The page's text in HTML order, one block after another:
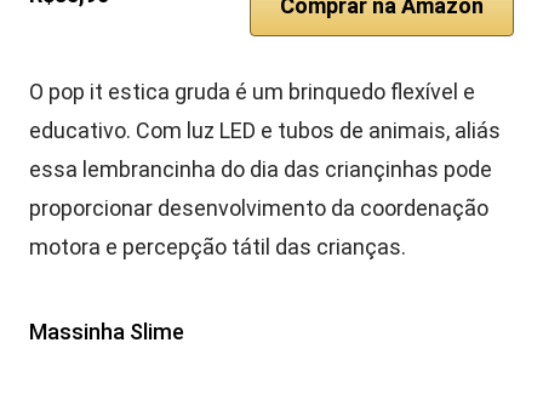
Comprar na Amazon
O pop it estica gruda é um brinquedo flexível e
educativo. Com luz LED e tubos de animais, aliás
essa lembrancinha do dia das criançinhas pode
proporcionar desenvolvimento da coordenação
motora e percepção tátil das crianças.
Massinha Slime